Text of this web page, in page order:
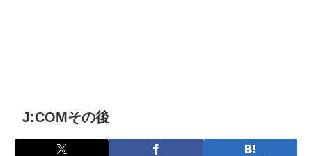
J:COMその後